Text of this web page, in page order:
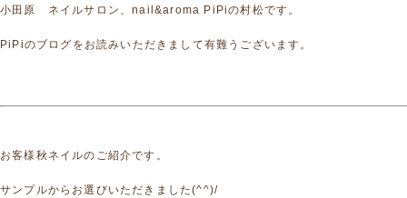
小田原 ネイルサロン、nail&aroma PiPiの村松です。
PiPiのブログをお読みいただきまして有難うございます。
お客様秋ネイルのご紹介です。
サンプルからお選びいただきました(^^)/